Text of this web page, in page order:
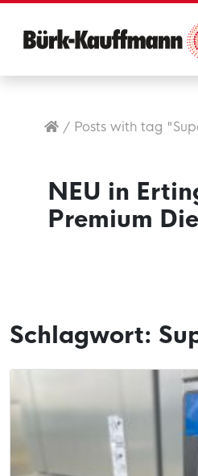
/ Posts with tag
NEU in
Premium
Schlagwort: